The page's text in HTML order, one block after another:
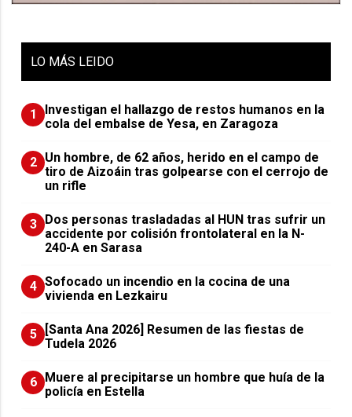
LO MÁS LEIDO
1
Investigan el hallazgo de restos humanos en la
cola del embalse de Yesa, en Zaragoza
2 Un hombre, de 62 años, herido en el campo de
tiro de Aizoáin tras golpearse con el cerrojo de
un rifle
3
​Dos personas trasladadas al HUN tras sufrir un
accidente por colisión frontolateral en la N-
240-A en Sarasa
4 Sofocado un incendio en la cocina de una
vivienda en Lezkairu
5
[Santa Ana 2026] Resumen de las fiestas de
Tudela 2026
6
Muere al precipitarse un hombre que huía de la
policía en Estella